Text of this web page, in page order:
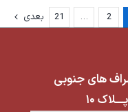
2
…
21 بعدی
صراف های جنوبی
۱۰